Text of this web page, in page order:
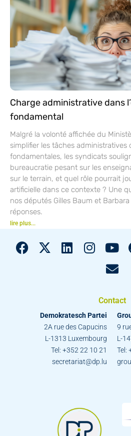
Charge administrative dans
fondamental
Malgré la volonté affichée du
simplifier les tâches administratives
fondamentales, les syndicats
bureaucratie pesant sur les
sur le terrain, et quel rôle pourrait
artificielle dans ce contexte ? Une
nos députés Gilles Baum et
réponses.
lire plus...
Contact
Demokratesch Partei
2A rue des Capucins
L-1313 Luxembourg
Tel: +352 22 10 21
secretariat@dp.lu
9
L-
Tel: